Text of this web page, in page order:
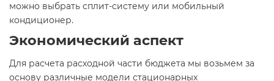
можно выбрать сплит-систему или мобильный
кондиционер.
Экономический аспект
Для расчета расходной части бюджета мы возьмем за
основу различные модели стационарных